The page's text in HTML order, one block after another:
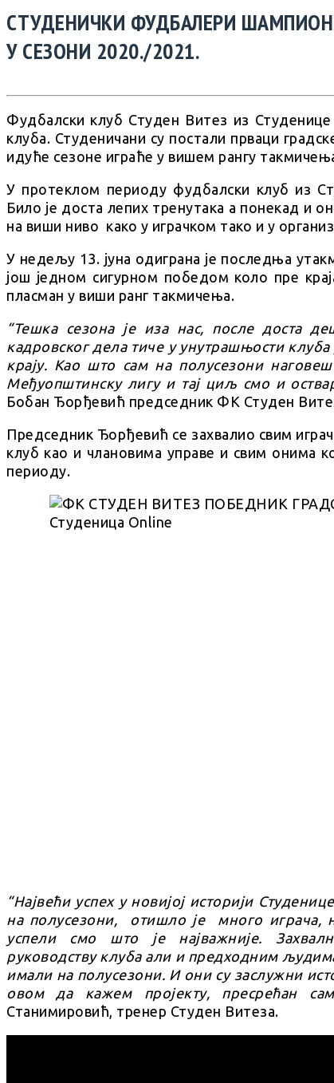
СТУДЕНИЧКИ ФУДБАЛЕРИ
У СЕЗОНИ 2020./2021.
Фудбалски клуб Студен Витез из Студенице
клуба. Студеничани су постали прваци
идуће сезоне играће у вишем рангу
У протеклом периоду фудбалски клуб из
Било је доста лепих тренутака а понекад и
на виши ниво како у играчком тако и у
У недељу 13. јуна одиграна је последња
још једном сигурном победом коло пре
пласман у виши ранг такмичења.
“Тешка сезона је иза нас, после доста
кадровског дела тиче у унутрашњости
крају. Као што сам на полусезони
Међуопштинску лигу и тај циљ смо и
Бобан Ђорђевић председник ФК Студен
Председник Ђорђевић се захвалио свим
клуб као и члановима управе и свим онима
периоду.
“Највећи успех у новијој историји
на полусезони, отишло је много играча,
успели смо што је најважније.
руководству клуба али и предходним
имали на полусезони. И они су заслужни
овом да кажем пројекту, пресрећан
Станимировић, тренер Студен Витеза.